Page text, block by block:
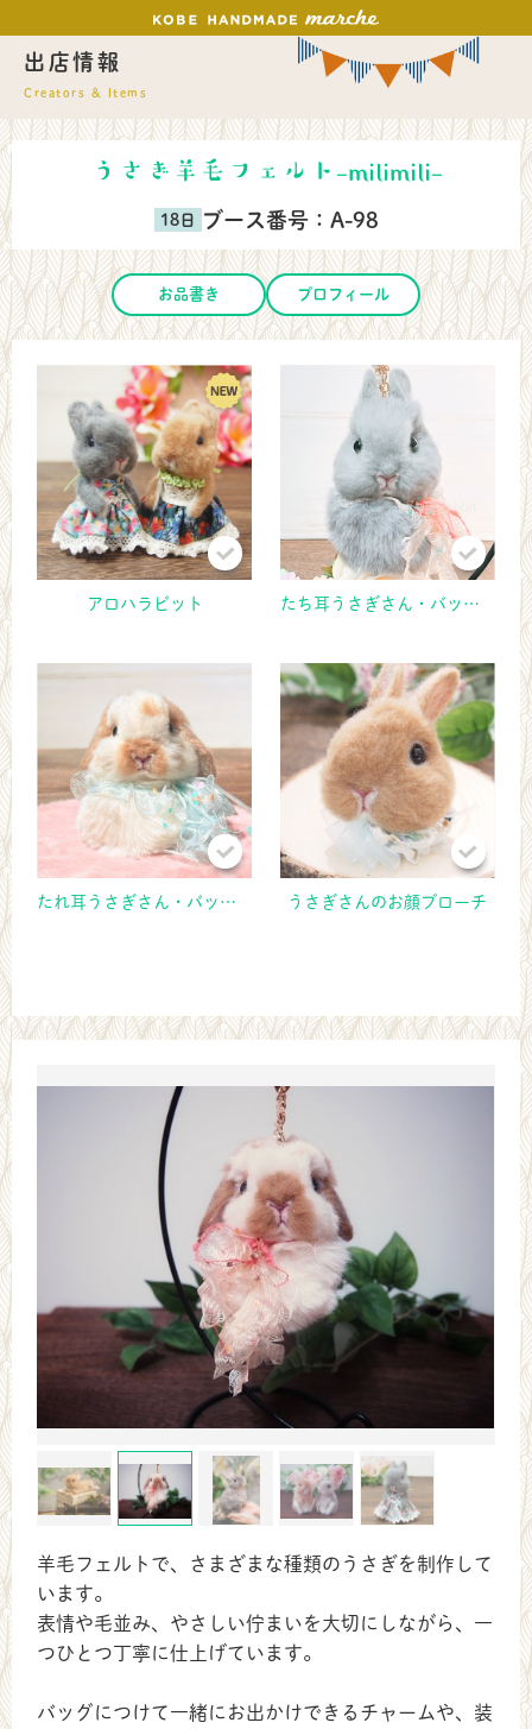
出店情報
Creators & Items
うさぎ羊毛フェルト-milimili-
ブース番号： A-98
お品書き プロフィール
アロハラビット たち耳うさぎさん・バッグチャーム
たれ耳うさぎさん・バッグチャーム うさぎさんのお顔ブローチ
羊毛フェルトで、さまざまな種類のうさぎを制作して
います。
表情や毛並み、やさしい佇まいを大切にしながら、一
つひとつ丁寧に仕上げています。
バッグにつけて一緒にお出かけできるチャームや、装